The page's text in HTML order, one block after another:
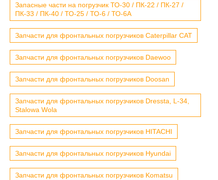
Запасные части на погрузчик ТО-30 / ПК-22 / ПК-27 /
ПК-33 / ПК-40 / ТО-25 / ТО-6 / ТО-6А
Запчасти для фронтальных погрузчиков Caterpillar CAT
Запчасти для фронтальных погрузчиков Daewoo
Запчасти для фронтальных погрузчиков Doosan
Запчасти для фронтальных погрузчиков Dressta, L-34,
Stalowa Wola
Запчасти для фронтальных погрузчиков HITACHI
Запчасти для фронтальных погрузчиков Hyundai
Запчасти для фронтальных погрузчиков Komatsu